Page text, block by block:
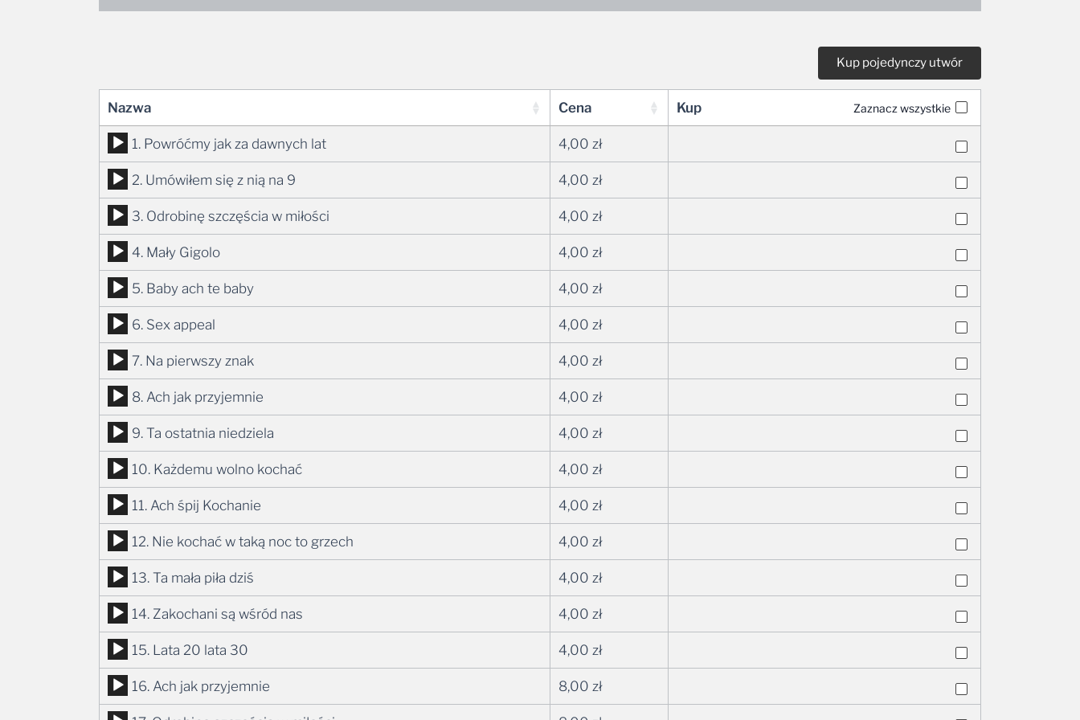
Nazwa Cena Kup Zaznacz wszystkie
Odtwarzacz
plików
dźwiękowych
1. Powróćmy jak za dawnych lat 4,00 zł
Odtwarzacz
plików
dźwiękowych
2. Umówiłem się z nią na 9 4,00 zł
Odtwarzacz
plików
dźwiękowych
3. Odrobinę szczęścia w miłości 4,00 zł
Odtwarzacz
plików
dźwiękowych
4. Mały Gigolo 4,00 zł
Odtwarzacz
plików
dźwiękowych
5. Baby ach te baby 4,00 zł
Odtwarzacz
plików
dźwiękowych
6. Sex appeal 4,00 zł
Odtwarzacz
plików
dźwiękowych
7. Na pierwszy znak 4,00 zł
Odtwarzacz
plików
dźwiękowych
8. Ach jak przyjemnie 4,00 zł
Odtwarzacz
plików
dźwiękowych
9. Ta ostatnia niedziela 4,00 zł
Odtwarzacz
plików
dźwiękowych
10. Każdemu wolno kochać 4,00 zł
Odtwarzacz
plików
dźwiękowych
11. Ach śpij Kochanie 4,00 zł
Odtwarzacz
plików
dźwiękowych
12. Nie kochać w taką noc to grzech 4,00 zł
Odtwarzacz
plików
dźwiękowych
13. Ta mała piła dziś 4,00 zł
Odtwarzacz
plików
dźwiękowych
14. Zakochani są wśród nas 4,00 zł
Odtwarzacz
plików
dźwiękowych
15. Lata 20 lata 30 4,00 zł
Odtwarzacz
plików
16. Ach jak przyjemnie 8,00 zł